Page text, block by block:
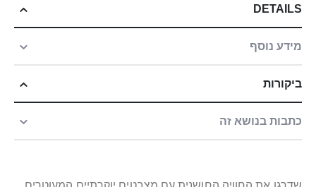
DETAILS
מידע נוסף
ביקורות
כתבות בנושא זה